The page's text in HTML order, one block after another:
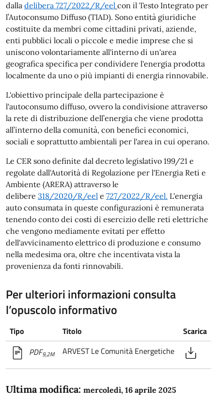
dalla delibera 727/2022/R/eel con il Testo Integrato per
l’Autoconsumo Diffuso (TIAD). Sono entità giuridiche
costituite da membri come cittadini privati, aziende,
enti pubblici locali o piccole e medie imprese che si
uniscono volontariamente all'interno di un'area
geografica specifica per condividere l'energia prodotta
localmente da uno o più impianti di energia rinnovabile.
L'obiettivo principale della partecipazione è
l'autoconsumo diffuso, ovvero la condivisione attraverso
la rete di distribuzione dell’energia che viene prodotta
all’interno della comunità, con benefici economici,
sociali e soprattutto ambientali per l'area in cui operano.
Le CER sono definite dal decreto legislativo 199/21 e
regolate dall'Autorità di Regolazione per l'Energia Reti e
Ambiente (ARERA) attraverso le
delibere 318/2020/R/eel e 727/2022/R/eel. L'energia
auto consumata in queste configurazioni è remunerata
tenendo conto dei costi di esercizio delle reti elettriche
che vengono mediamente evitati per effetto
dell'avvicinamento elettrico di produzione e consumo
nella medesima ora, oltre che incentivata vista la
provenienza da fonti rinnovabili.
Per ulteriori informazioni consulta
l’opuscolo informativo
Tipo Titolo
Scarica
PDF9,2M ARVEST Le Comunità Energetiche
Ultima modifica: mercoledì, 16 aprile 2025